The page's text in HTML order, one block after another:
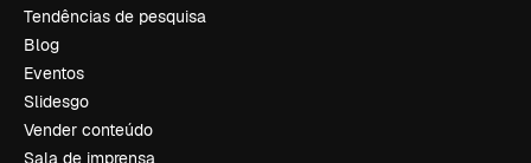
Tendências de pesquisa
Blog
Eventos
Slidesgo
Vender conteúdo
Sala de imprensa